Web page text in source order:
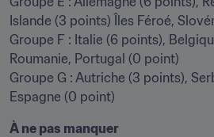
Islande (3 points) Îles Féroé,
Groupe F : Italie (6 points),
Roumanie, Portugal (0 point)
Groupe G : Autriche (3 points),
Espagne (0 point)
À ne pas manquer